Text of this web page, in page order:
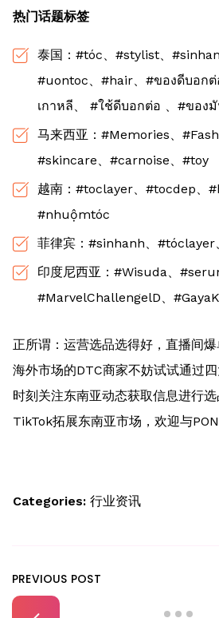
热门话题标签
泰国：#tóc、#stylist、
#uontoc、#hair、#ของดีบอก
เกาหลี、 #ใช้ดีบอกต่อ 、#ของ
马来西亚：#Memories、
#skincare、#carnoise、#toy
越南：#toclayer、#tocdep、
#nhuộmtóc
菲律宾：#sinhanh、
印度尼西亚：#Wisuda、
#MarvelChallengelD、
正所谓：运营选品选得好，直播间
海外市场的DTC商家不妨试试通过
时刻关注东南亚动态获取信息进行
TikTok拓展东南亚市场，欢迎与
Categories: 行业资讯
PREVIOUS POST